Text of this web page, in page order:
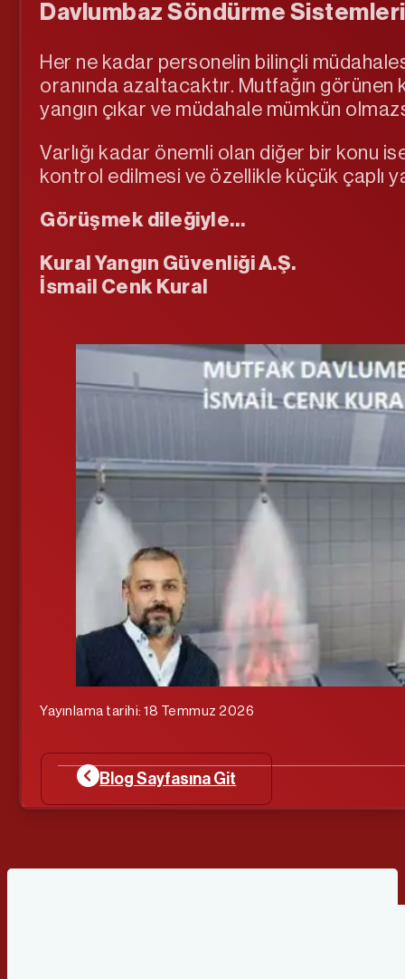
Davlumbaz Söndürme Sistemleri
Her ne kadar personelin bilinçli
oranında azaltacaktır. Mutfağın görünen
yangın çıkar ve müdahale mümkün
Varlığı kadar önemli olan diğer bir konu
kontrol edilmesi ve özellikle küçük çaplı
Görüşmek dileğiyle…
Kural Yangın Güvenliği A.Ş.
İsmail Cenk Kural
Yayınlama tarihi: 18 Temmuz 2026
Blog Sayfasına Git